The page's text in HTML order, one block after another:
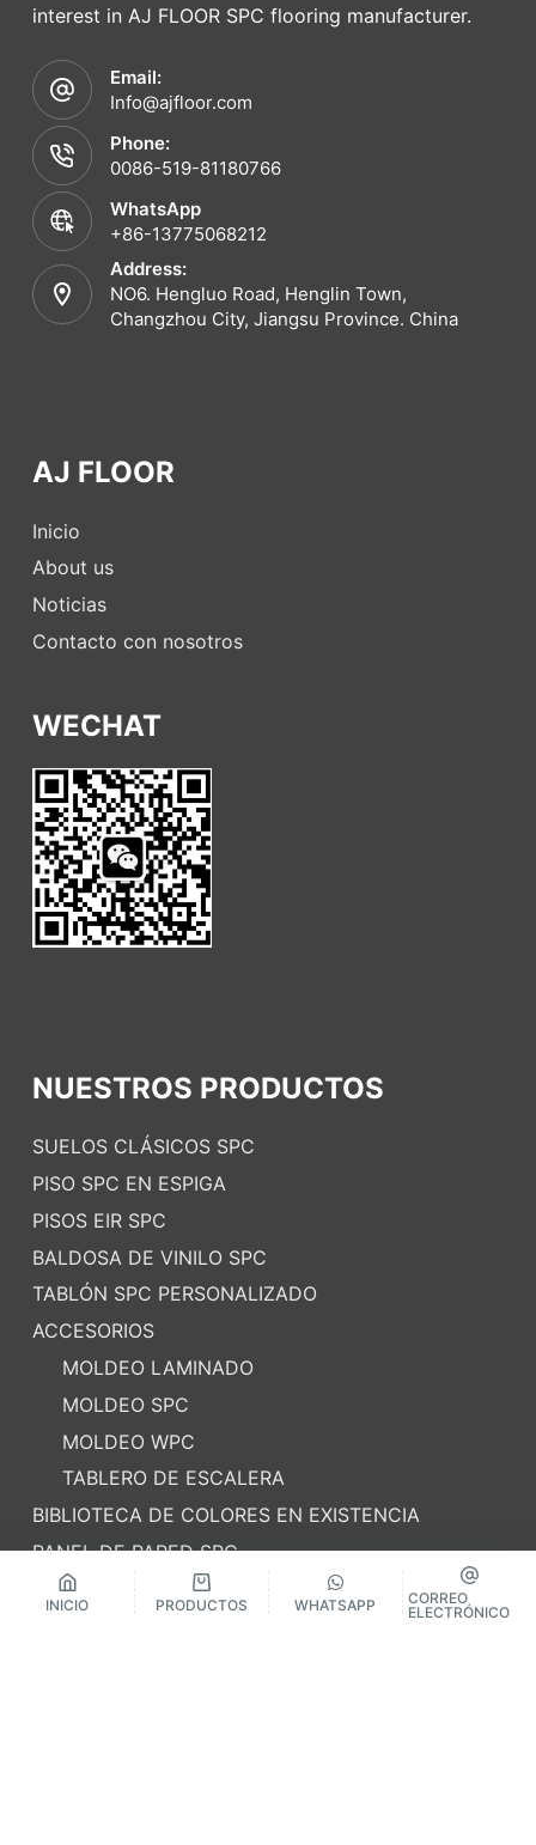
INICIO PRODUCTOS WHATSAPP
CORREO
ELECTRÓNICO
interest in AJ FLOOR SPC flooring manufacturer.
Email:
Info@ajfloor.com
Phone:
0086-519-81180766
WhatsApp
+86-13775068212
Address:
NO6. Hengluo Road, Henglin Town,
Changzhou City, Jiangsu Province. China
AJ FLOOR
Inicio
About us
Noticias
Contacto con nosotros
WECHAT
NUESTROS PRODUCTOS
SUELOS CLÁSICOS SPC
PISO SPC EN ESPIGA
PISOS EIR SPC
BALDOSA DE VINILO SPC
TABLÓN SPC PERSONALIZADO
ACCESORIOS
MOLDEO LAMINADO
MOLDEO SPC
MOLDEO WPC
TABLERO DE ESCALERA
BIBLIOTECA DE COLORES EN EXISTENCIA
PANEL DE PARED SPC